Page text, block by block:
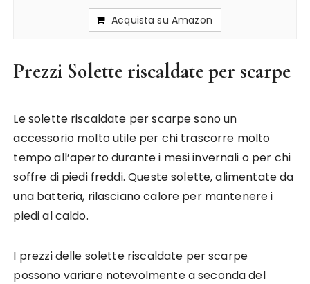
Acquista su Amazon
Prezzi Solette riscaldate per scarpe
Le solette riscaldate per scarpe sono un
accessorio molto utile per chi trascorre molto
tempo all’aperto durante i mesi invernali o per chi
soffre di piedi freddi. Queste solette, alimentate da
una batteria, rilasciano calore per mantenere i
piedi al caldo.
I prezzi delle solette riscaldate per scarpe
possono variare notevolmente a seconda del